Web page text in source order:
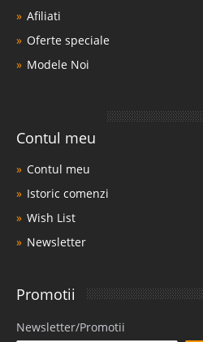
Afiliati
Oferte speciale
Modele Noi
Contul meu
Contul meu
Istoric comenzi
Wish List
Newsletter
Promotii
Newsletter/Promotii